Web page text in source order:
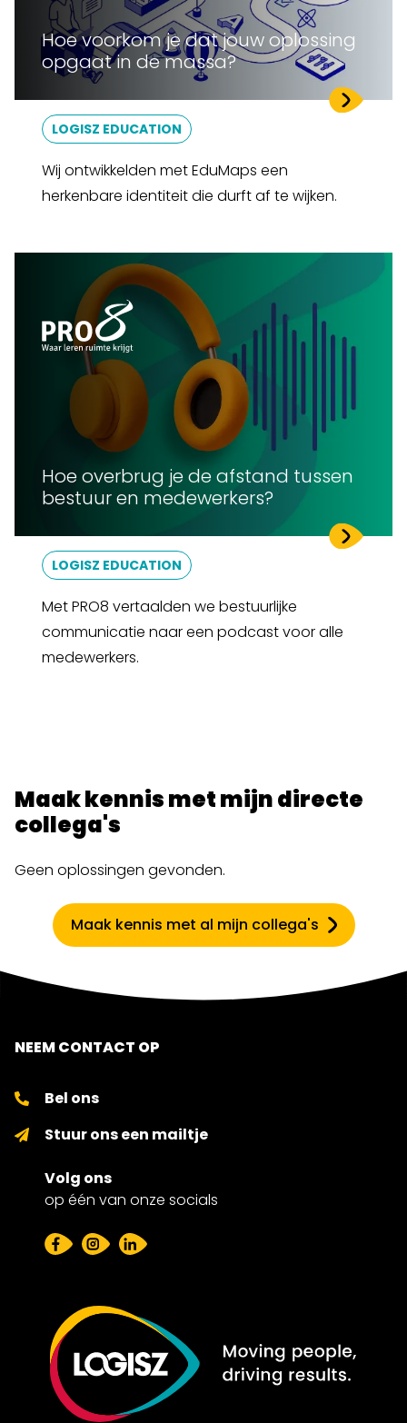
Hoe voorkom je dat jouw oplossing
opgaat in de massa?
LOGISZ EDUCATION
Wij ontwikkelden met EduMaps een
herkenbare identiteit die durft af te wijken.
Hoe overbrug je de afstand tussen
bestuur en medewerkers?
LOGISZ EDUCATION
Met PRO8 vertaalden we bestuurlijke
communicatie naar een podcast voor alle
medewerkers.
Maak kennis met mijn directe
collega's
Geen oplossingen gevonden.
Maak kennis met al mijn collega's
NEEM CONTACT OP
Bel ons
Stuur ons een mailtje
Volg ons
op één van onze socials